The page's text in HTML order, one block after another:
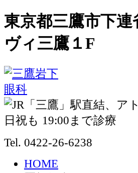
東京都三鷹市下
ヴィ三鷹１F
Tel. 0422-26-6238
HOME